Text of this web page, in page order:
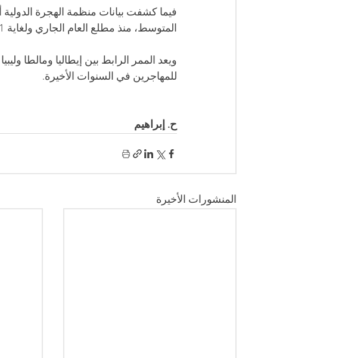
المتوسط، منذ مطلع العام الجاري ولغاية 11 نوفمبر الحالي.
ويعد الممر الرابط بين إيطاليا ومالطا
للمهاجرين في السنوات الأخيرة.
ح. إبراهيم
المنشورات الأخيرة